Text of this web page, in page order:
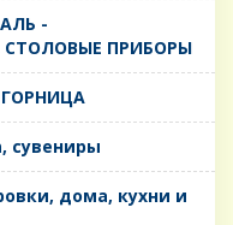
-
ПРИБОРЫ
сувениры
дома, кухни и